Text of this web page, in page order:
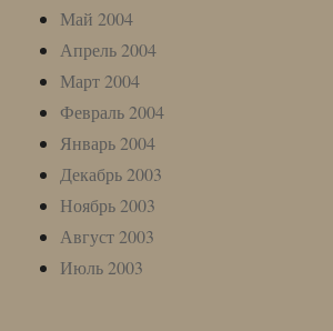
Май 2004
Апрель 2004
Март 2004
Февраль 2004
Январь 2004
Декабрь 2003
Ноябрь 2003
Август 2003
Июль 2003